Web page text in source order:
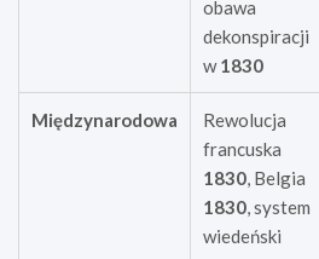
obawa
dekonspiracji
w1830
Międzynarodowa
Rewolucja
francuska
1830, Belgia
1830, system
wiedeński